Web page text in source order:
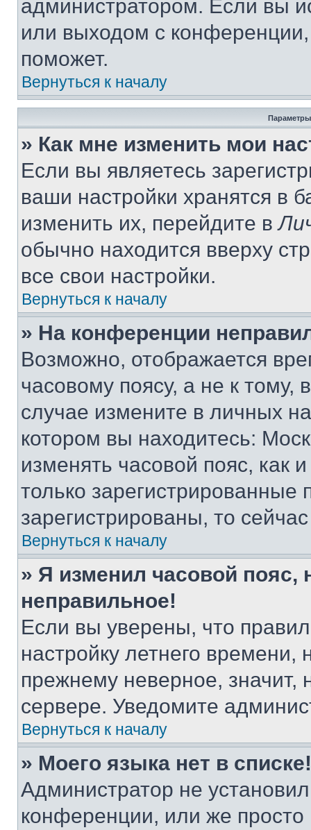
администратором. Если вы
или выходом с
поможет.
Вернуться к началу
Параметры
» Как мне изменить мои
Если вы являетесь
ваши настройки хранятся в
изменить их, перейдите в
обычно находится вверху
все свои настройки.
Вернуться к началу
» На конференции
Возможно, отображается
часовому поясу, а не к тому,
случае измените в личных
котором вы находитесь:
изменять часовой пояс, как
только
зарегистрированы, то
Вернуться к началу
» Я изменил часовой пояс,
неправильное!
Если вы уверены, что
настройку летнего
прежнему неверное, значит,
сервере. Уведомите
Вернуться к началу
» Моего языка нет в списке!
Администратор не
конференции, или же